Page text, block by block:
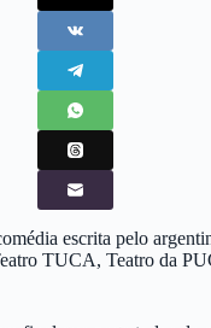
escrita pelo
TUCA, Teatro da